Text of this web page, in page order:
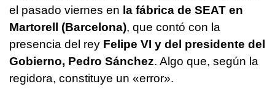
el pasado viernes en la fábrica de SEAT en
Martorell (Barcelona), que contó con la
presencia del rey Felipe VI y del presidente del
Gobierno, Pedro Sánchez. Algo que, según la
regidora, constituye un «error».